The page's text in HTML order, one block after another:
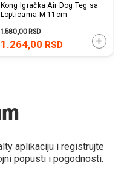
U KORPU
Kong Igračka Air Dog Teg sa
Lopticama M 11cm
1.264,00 RSD
1.580,00RSD
aplikaciju i registrujte
popusti i pogodnosti.